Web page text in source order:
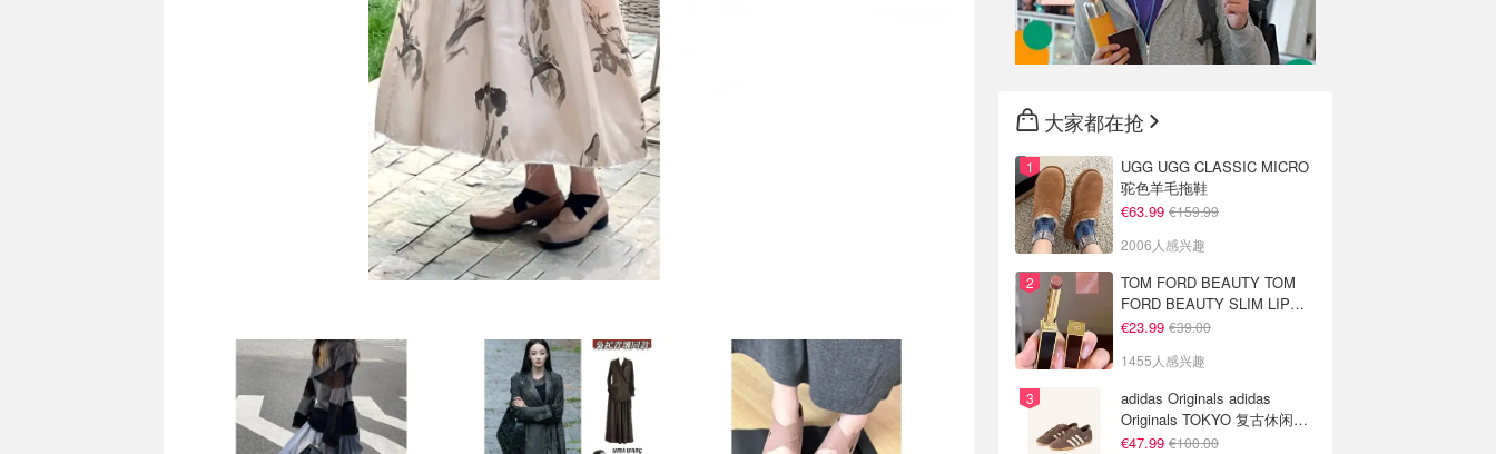
大家都在抢
UGG UGG CLASSIC MICRO
驼色羊毛拖鞋
€63.99 €159.99
2006人感兴趣
TOM FORD BEAUTY TOM
FORD BEAUTY SLIM LIP
COLOR SHINE 口红 open
€23.99 €39.00
1455人感兴趣
adidas Originals adidas
Originals TOKYO 复古休闲鞋
深棕色
€47.99 €100.00